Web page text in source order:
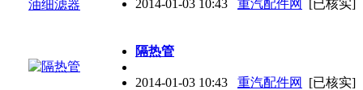
2014-01-03 10:43 重汽配件网 [已核实]
隔热管
2014-01-03 10:43 重汽配件网 [已核实]